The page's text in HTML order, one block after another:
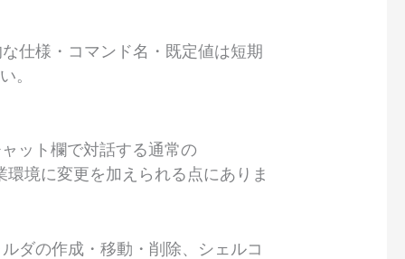
仕様・コマンド名・既定値は短期
。
ット欄で対話する通常の
境に変更を加えられる点にありま
ダの作成・移動・削除、シェルコ